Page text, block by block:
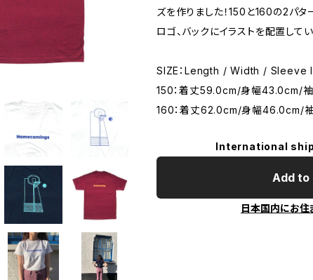
ズを作りました！150と160の2パ
ロゴ、バックにイラストを配置してい
SIZE：Length / Width /
150：着丈59.0cm/身幅43.0cm/
160：着丈62.0cm/身幅46.0cm/
International
Add
日本国内にお住